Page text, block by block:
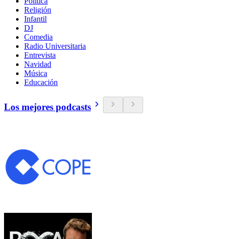
Religión
Infantil
DJ
Comedia
Radio Universitaria
Entrevista
Navidad
Música
Educación
Los mejores podcasts